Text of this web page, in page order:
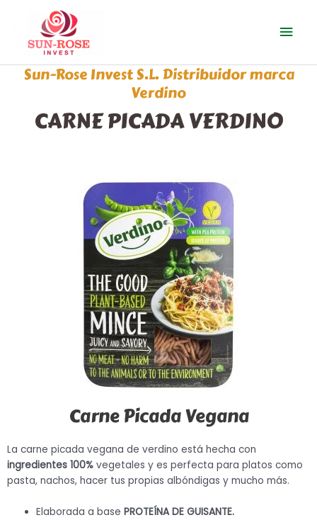
contenido
Sun-Rose Invest S.L. Distribuidor marca
Verdino
CARNE PICADA VERDINO
Carne Picada Vegana
La carne picada vegana de verdino está hecha con
ingredientes 100% vegetales y es perfecta para platos como
pasta, nachos, hacer tus propias albóndigas y mucho más.
Elaborada a basePROTEÍNA DE GUISANTE.